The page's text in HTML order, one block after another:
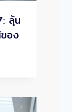
ลุ้น
อง